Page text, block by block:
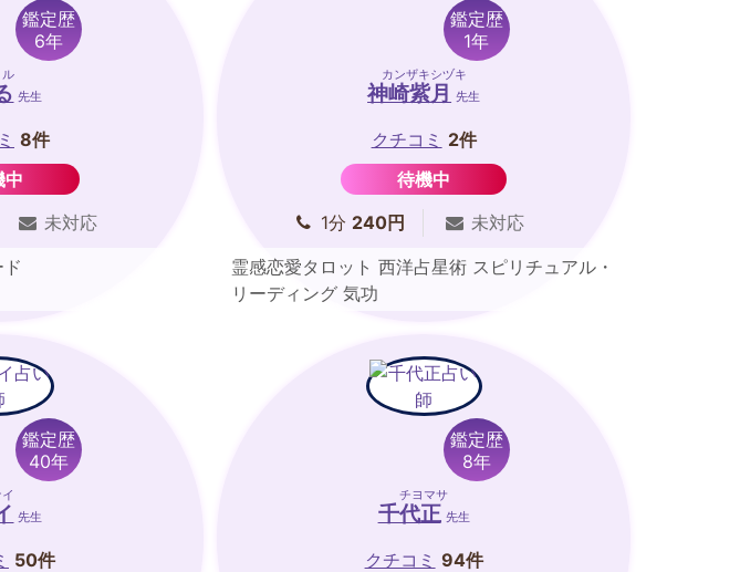
鑑定歴
6年
ル
先生
8件
中
未対応
鑑定歴
1年
カンザキシヅキ
神崎紫月 先生
クチコミ 2件
待機中
1分 240円
未対応
霊感恋愛タロット 西洋占星術 スピリチュアル・
リーディング 気功
鑑定歴
40年
先生
50件
鑑定歴
8年
チヨマサ
千代正 先生
クチコミ 94件